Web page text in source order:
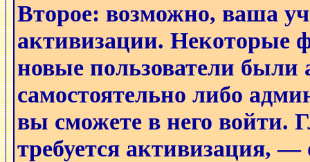
Второе: возможно, ваша
активизации. Некоторые
новые пользователи были
самостоятельно либо
вы сможете в него войти.
требуется активизация,